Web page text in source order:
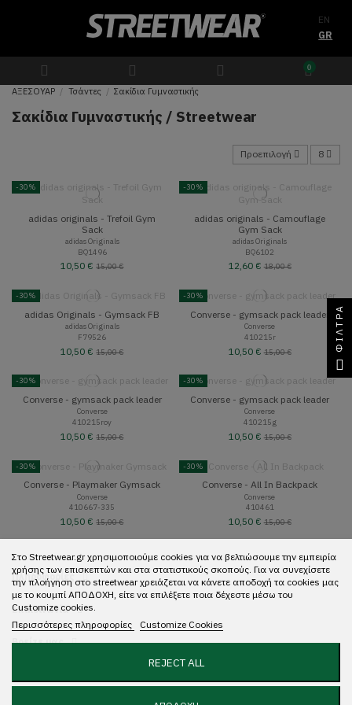
EN
GR
0
ΑΞΕΣΟΥΑΡ Τσάντες Σακίδια Γυμναστικής
Σακίδια Γυμναστικής / Streetwear
Προεπιλογή 8
-30%
adidas originals - Trefoil Gym
Sack
adidas Originals
BQ1496
10,50 € 15,00 €
-30%
adidas originals - Camouflage
Gym Sack
adidas Originals
BQ6102
12,60 € 18,00 €
-30%
adidas Originals - Gymsack FB
adidas Originals
F79526
10,50 € 15,00 €
-30%
Converse - gymsack pack leader
Converse
410215r
10,50 € 15,00 €
-30%
Converse - gymsack pack leader
Converse
410215roy
10,50 € 15,00 €
-30%
Converse - gymsack pack leader
Converse
410215g
10,50 € 15,00 €
-30%
Converse - Playmaker Gymsack
Converse
410667-335
10,50 € 15,00 €
-30%
Converse - All In Backpack
Converse
410461
10,50 € 15,00 €
Πληροφορίες
Επικοινωνία
Βρείτε μας
Στο Streetwear.gr χρησιμοποιούμε cookies για να βελτιώσουμε την εμπειρία
χρήσης των επισκεπτών και στα στατιστικούς σκοπούς. Για να συνεχίσετε
την πλοήγηση στο streetwear χρειάζεται να κάνετε αποδοχή τα cookies μας
με το κουμπί ΑΠΟΔΟΧΗ, είτε να επιλέξετε ποια δέχεστε μέσω του
Customize cookies.
Περισσότερες πληροφορίες
Customize Cookies
REJECT ALL
ΦΊΛΤΡΑ